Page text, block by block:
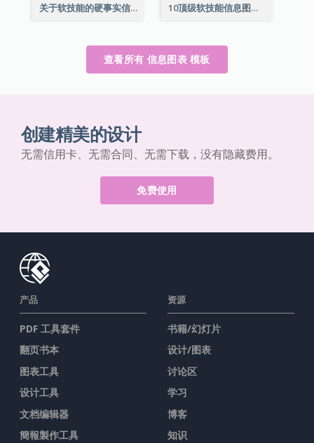
关于软技能的硬事实信息图表 10顶级软技能信息图表
查看所有 信息图表 模板
创建精美的设计
无需信用卡、无需合同、无需下载，没有隐藏费用。
免费使用
产品
PDF 工具套件
翻页书本
图表工具
设计工具
文档编辑器
簡報製作工具
资源
书籍/幻灯片
设计/图表
讨论区
学习
博客
知识